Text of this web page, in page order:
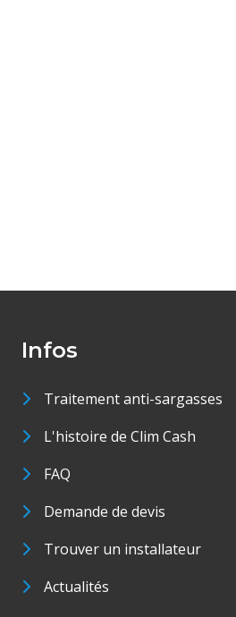
Infos
Traitement anti-sargasses
L'histoire de Clim Cash
FAQ
Demande de devis
Trouver un installateur
Actualités